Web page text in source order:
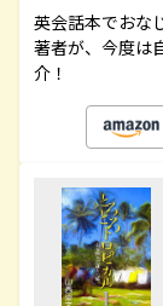
英会話本でおな
著者が、今度は
介！